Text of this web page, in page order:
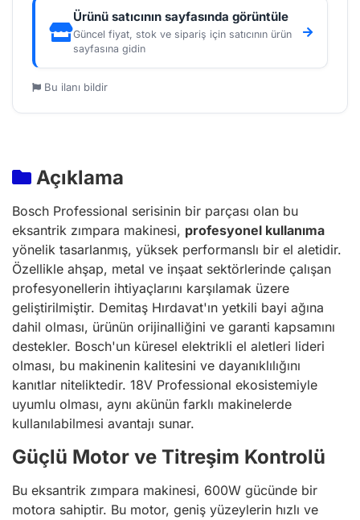
Ürünü satıcının sayfasında görüntüle
Güncel fiyat, stok ve sipariş için satıcının ürün
sayfasına gidin
Bu ilanı bildir
Açıklama
Bosch Professional serisinin bir parçası olan bu
eksantrik zımpara makinesi, profesyonel kullanıma
yönelik tasarlanmış, yüksek performanslı bir el aletidir.
Özellikle ahşap, metal ve inşaat sektörlerinde çalışan
profesyonellerin ihtiyaçlarını karşılamak üzere
geliştirilmiştir. Demitaş Hırdavat'ın yetkili bayi ağına
dahil olması, ürünün orijinalliğini ve garanti kapsamını
destekler. Bosch'un küresel elektrikli el aletleri lideri
olması, bu makinenin kalitesini ve dayanıklılığını
kanıtlar niteliktedir. 18V Professional ekosistemiyle
uyumlu olması, aynı akünün farklı makinelerde
kullanılabilmesi avantajı sunar.
Güçlü Motor ve Titreşim Kontrolü
Bu eksantrik zımpara makinesi, 600W gücünde bir
motora sahiptir. Bu motor, geniş yüzeylerin hızlı ve